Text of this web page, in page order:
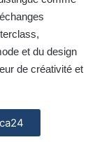
et du design
de créativité et